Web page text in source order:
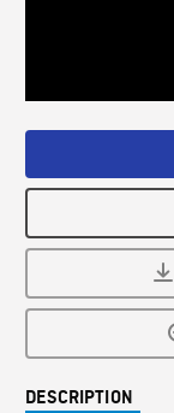
DESCRIPTION